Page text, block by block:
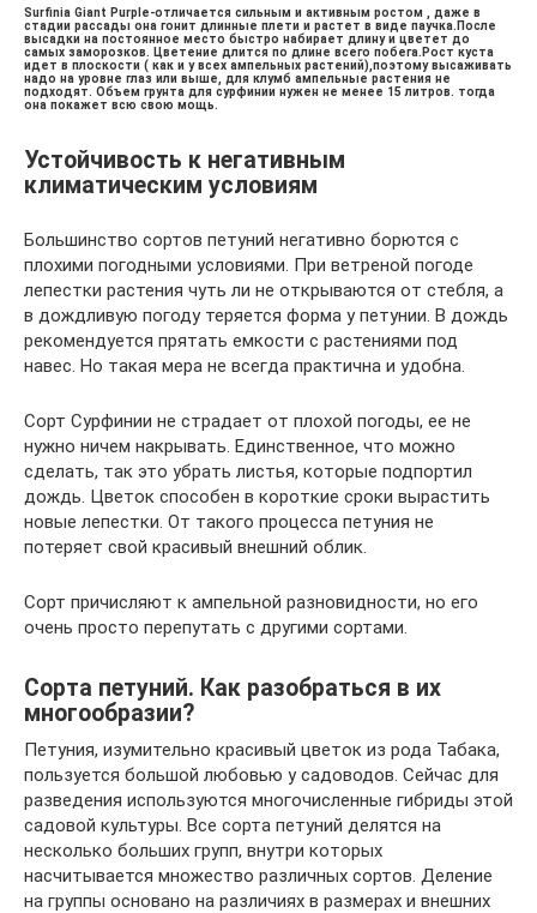
Surfinia Giant Purple-отличается сильным и активным ростом , даже в
стадии рассады она гонит длинные плети и растет в виде паучка.После
высадки на постоянное место быстро набирает длину и цветет до
самых заморозков. Цветение длится по длине всего побега.Рост куста
идет в плоскости ( как и у всех ампельных растений),поэтому высаживать
надо на уровне глаз или выше, для клумб ампельные растения не
подходят. Объем грунта для сурфинии нужен не менее 15 литров. тогда
она покажет всю свою мощь.
Устойчивость к негативным
климатическим условиям
Большинство сортов петуний негативно борются с
плохими погодными условиями. При ветреной погоде
лепестки растения чуть ли не открываются от стебля, а
в дождливую погоду теряется форма у петунии. В дождь
рекомендуется прятать емкости с растениями под
навес. Но такая мера не всегда практична и удобна.
Сорт Сурфинии не страдает от плохой погоды, ее не
нужно ничем накрывать. Единственное, что можно
сделать, так это убрать листья, которые подпортил
дождь. Цветок способен в короткие сроки вырастить
новые лепестки. От такого процесса петуния не
потеряет свой красивый внешний облик.
Сорт причисляют к ампельной разновидности, но его
очень просто перепутать с другими сортами.
Сорта петуний. Как разобраться в их
многообразии?
Петуния, изумительно красивый цветок из рода Табака,
пользуется большой любовью у садоводов. Сейчас для
разведения используются многочисленные гибриды этой
садовой культуры. Все сорта петуний делятся на
несколько больших групп, внутри которых
насчитывается множество различных сортов. Деление
на группы основано на различиях в размерах и внешних